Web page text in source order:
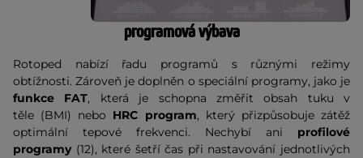
programová výbava
Rotoped nabízí řadu programů
s různými režimy
obtížnosti. Zároveň je doplněn o speciální programy, jako je
funkce FAT, která je schopna změřit obsah tuku v
těle (BMI) nebo HRC program, který přizpůsobuje zátěž
optimální tepové frekvenci. Nechybí ani profilové
programy (12), které šetří čas při nastavování jednotlivých